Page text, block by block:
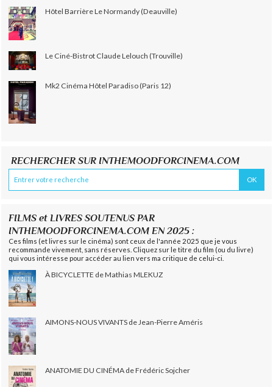
Hôtel Barrière Le Normandy (Deauville)
Le Ciné-Bistrot Claude Lelouch (Trouville)
Mk2 Cinéma Hôtel Paradiso (Paris 12)
RECHERCHER SUR INTHEMOODFORCINEMA.COM
FILMS et LIVRES SOUTENUS PAR
INTHEMOODFORCINEMA.COM EN 2025 :
Ces films (et livres sur le cinéma) sont ceux de l'année 2025 que je vous
recommande vivement, sans réserves. Cliquez sur le titre du film (ou du livre)
qui vous intéresse pour accéder au lien vers ma critique de celui-ci.
À BICYCLETTE de Mathias MLEKUZ
AIMONS-NOUS VIVANTS de Jean-Pierre Améris
ANATOMIE DU CINÉMA de Frédéric Sojcher